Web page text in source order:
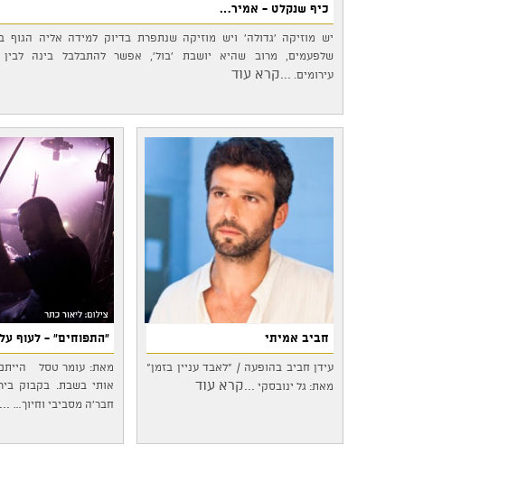
כיף שנקלט - אמיר…
יש מוזיקה 'גדולה' ויש מוזיקה שנתפרת בדיוק למידה אליה הגוף
שלפעמים, מרוב שהיא יושבת 'בול', אפשר להתבלבל בינה לבין
עירומים.
...קרא עוד
חביב אמיתי
עידן חביב בהופעה / "לאבד עניין בזמן"
מאת: גל ינובסקי
...קרא עוד
"התפוחים" - לעוף
מאת: עומר טסל הייתם
אותי בשבת. בקבוק
חבר'ה מסביבי וחיוך…